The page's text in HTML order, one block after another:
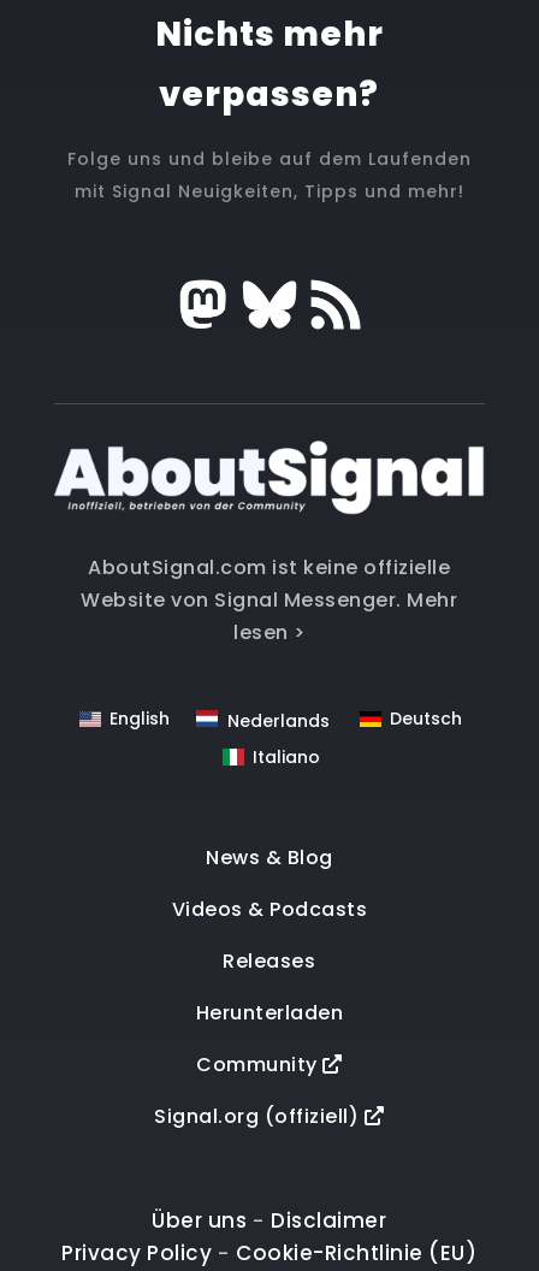
Nichts mehr
verpassen?
Folge uns und bleibe auf dem Laufenden
mit Signal Neuigkeiten, Tipps und mehr!
AboutSignal.com ist keine offizielle
Website von Signal Messenger. Mehr
lesen >
English Nederlands
Deutsch
Italiano
News & Blog
Videos & Podcasts
Releases
Herunterladen
Community
Signal.org (offiziell)
Über uns - Disclaimer
Privacy Policy - Cookie-Richtlinie (EU)